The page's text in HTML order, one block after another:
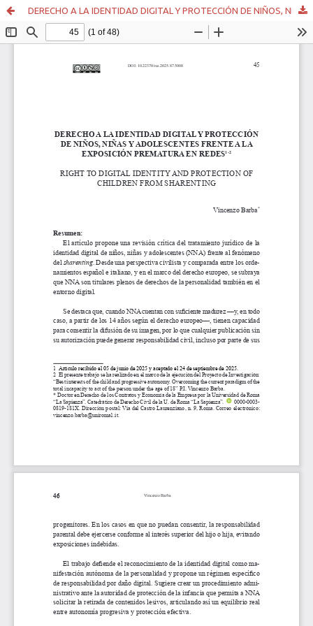
DERECHO A LA IDENTIDAD DIGITAL Y PROTECCIÓN DE NIÑOS, NIÑAS Y ADOLESCENTES FRENTE A LA EXPOSICIÓN PREMATURA EN REDES